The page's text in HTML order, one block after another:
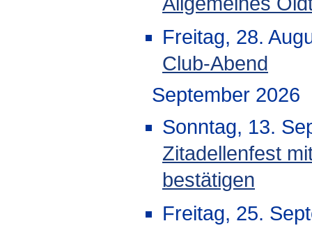
Freitag, 28.
Club-Abend
September 2026
Sonntag, 13.
Zitadellenfest
bestätigen
Freitag, 25.